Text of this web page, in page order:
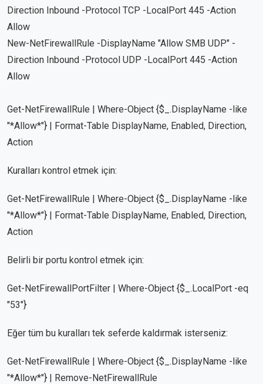
Direction Inbound -Protocol TCP -LocalPort 445 -Action
Allow
New-NetFirewallRule -DisplayName "Allow SMB UDP" -
Direction Inbound -Protocol UDP -LocalPort 445 -Action
Allow
Get-NetFirewallRule | Where-Object {$_.DisplayName -like
"*Allow*"} | Format-Table DisplayName, Enabled, Direction,
Action
Kuralları kontrol etmek için:
Get-NetFirewallRule | Where-Object {$_.DisplayName -like
"*Allow*"} | Format-Table DisplayName, Enabled, Direction,
Action
Belirli bir portu kontrol etmek için:
Get-NetFirewallPortFilter | Where-Object {$_.LocalPort -eq
"53"}
Eğer tüm bu kuralları tek seferde kaldırmak isterseniz:
Get-NetFirewallRule | Where-Object {$_.DisplayName -like
"*Allow*"} | Remove-NetFirewallRule